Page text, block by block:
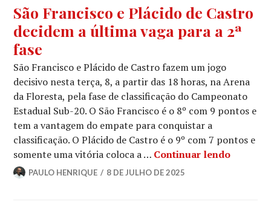
São Francisco e Plácido de Castro
decidem a última vaga para a 2ª
fase
São Francisco e Plácido de Castro fazem um jogo
decisivo nesta terça, 8, a partir das 18 horas, na Arena
da Floresta, pela fase de classificação do Campeonato
Estadual Sub-20. O São Francisco é o 8º com 9 pontos e
tem a vantagem do empate para conquistar a
classificação. O Plácido de Castro é o 9º com 7 pontos e
somente uma vitória coloca a … Continuar lendo
PAULO HENRIQUE 8 DE JULHO DE 2025